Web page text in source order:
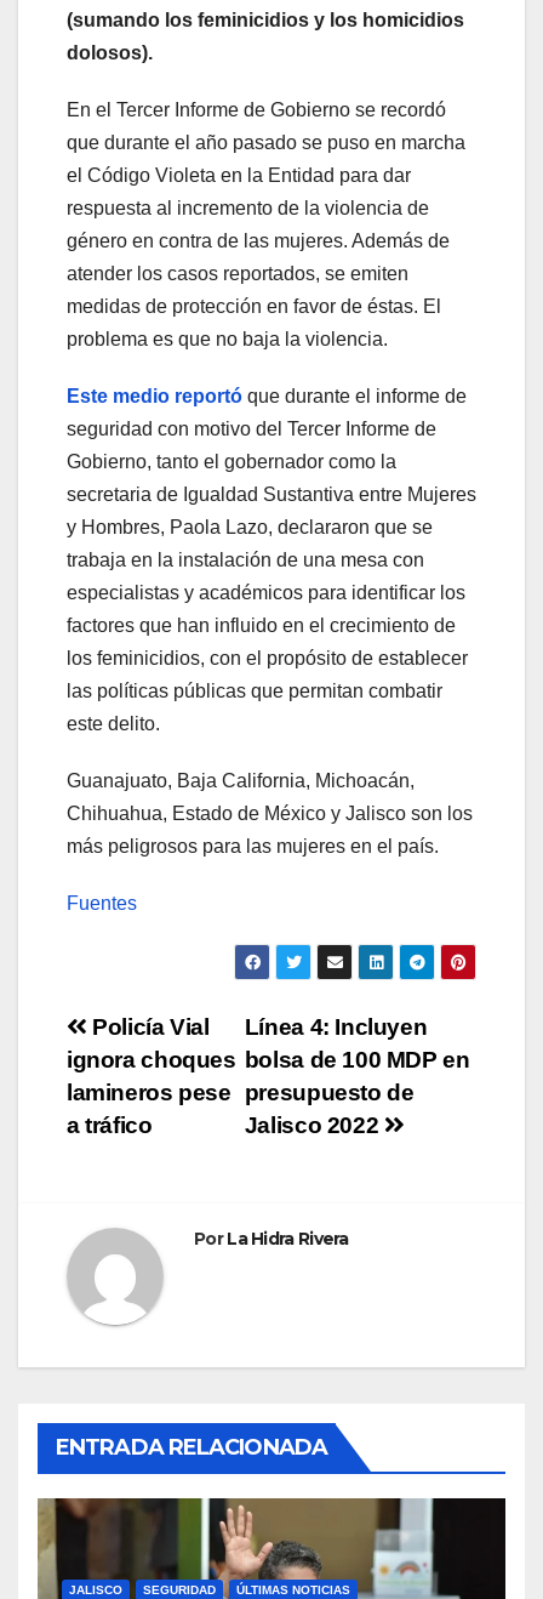
(sumando los feminicidios y los homicidios
dolosos).
En el Tercer Informe de Gobierno se recordó
que durante el año pasado se puso en marcha
el Código Violeta en la Entidad para dar
respuesta al incremento de la violencia de
género en contra de las mujeres. Además de
atender los casos reportados, se emiten
medidas de protección en favor de éstas. El
problema es que no baja la violencia.
Este medio reportó que durante el informe de
seguridad con motivo del Tercer Informe de
Gobierno, tanto el gobernador como la
secretaria de Igualdad Sustantiva entre Mujeres
y Hombres, Paola Lazo, declararon que se
trabaja en la instalación de una mesa con
especialistas y académicos para identificar los
factores que han influido en el crecimiento de
los feminicidios, con el propósito de establecer
las políticas públicas que permitan combatir
este delito.
Guanajuato, Baja California, Michoacán,
Chihuahua, Estado de México y Jalisco son los
más peligrosos para las mujeres en el país.
Fuentes
Navegación
de
entradas
Línea 4: Incluyen
bolsa de 100 MDP en
presupuesto de
Jalisco 2022
Policía Vial
ignora choques
lamineros pese
a tráfico
PorLa Hidra Rivera
ENTRADA RELACIONADA
JALISCO SEGURIDAD ÚLTIMAS NOTICIAS